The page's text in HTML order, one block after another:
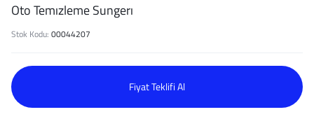
Oto Temızleme Sungerı
Stok Kodu: 00044207
Fiyat Teklifi Al